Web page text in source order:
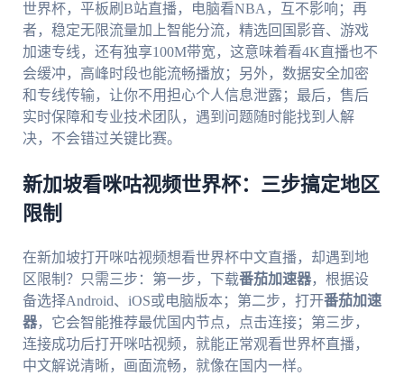
世界杯，平板刷B站直播，电脑看NBA，互不影响；再
者，稳定无限流量加上智能分流，精选回国影音、游戏
加速专线，还有独享100M带宽，这意味着看4K直播也不
会缓冲，高峰时段也能流畅播放；另外，数据安全加密
和专线传输，让你不用担心个人信息泄露；最后，售后
实时保障和专业技术团队，遇到问题随时能找到人解
决，不会错过关键比赛。
新加坡看咪咕视频世界杯：三步搞定地区
限制
在新加坡打开咪咕视频想看世界杯中文直播，却遇到地
区限制？只需三步：第一步，下载番茄加速器，根据设
备选择Android、iOS或电脑版本；第二步，打开番茄加速
器，它会智能推荐最优国内节点，点击连接；第三步，
连接成功后打开咪咕视频，就能正常观看世界杯直播，
中文解说清晰，画面流畅，就像在国内一样。